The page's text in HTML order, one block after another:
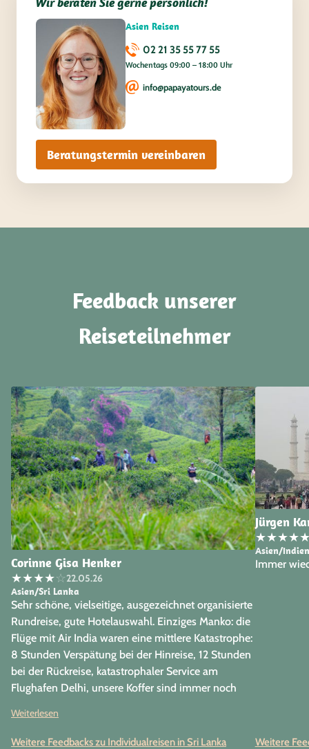
Asien Reisen
02 21 35 55 77 55
Wochentags 09:00 – 18:00 Uhr
info@papayatours.de
Beratungstermin vereinbaren
Feedback unserer
Reiseteilnehmer
Corinne Gisa Henker
★★★★☆22.05.26
Asien/Sri Lanka
Sehr schöne, vielseitige, ausgezeichnet organisierte
Rundreise, gute Hotelauswahl. Einziges Manko: die
Flüge mit Air India waren eine mittlere Katastrophe:
8 Stunden Verspätung bei der Hinreise, 12 Stunden
bei der Rückreise, katastrophaler Service am
Flughafen Delhi, unsere Koffer sind immer noch
Weiterlesen
Weitere Feedbacks zu Individualreisen in Sri Lanka
Jürgen
★★★★
Asien/
Immer
Weitere